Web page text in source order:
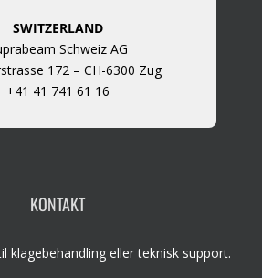
SWITZERLAND
Schweiz AG
172 – CH-6300 Zug
+41 41 741 61 16
KONTAKT
klagebehandling eller teknisk support.